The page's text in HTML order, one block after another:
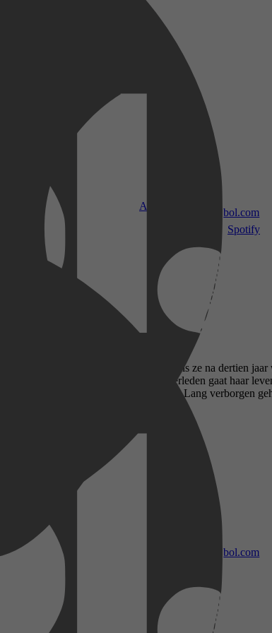
Apple TV
bol.com
bol.com
Spotify
Didi krijgt de schrik van haar leven als ze na dertien
nu is Didi eindelijk gelukkig. Het verleden gaat haar
en dat steekt opnieuw de kop op. Lang verborgen